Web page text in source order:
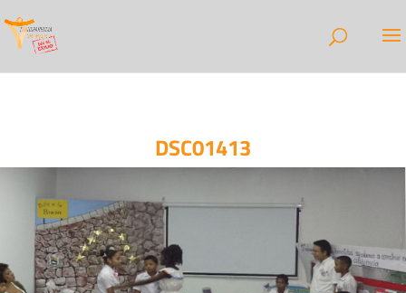
DSC01413